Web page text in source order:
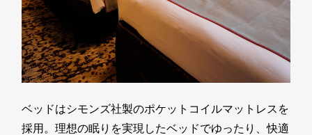
ベッドはシモンズ社製のポケットコイルマットレスを
採用。理想の眠りを実現したベッドでゆったり、快適